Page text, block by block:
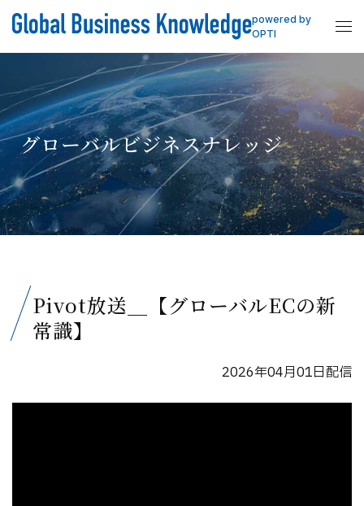
powered by
OPTI
グローバルビジネスナレッジ
Pivot放送＿【グローバルECの新
常識】
2026年04月01日配信